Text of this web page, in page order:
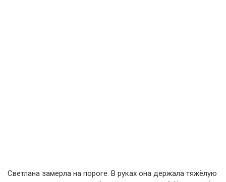
Светлана замерла на пороге. В руках она держала тяжёлую